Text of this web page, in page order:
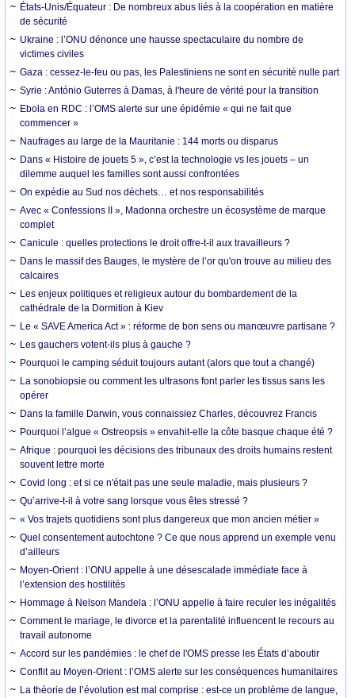
États-Unis/Équateur : De nombreux abus liés à la coopération en matière
de sécurité
Ukraine : l’ONU dénonce une hausse spectaculaire du nombre de
victimes civiles
Gaza : cessez-le-feu ou pas, les Palestiniens ne sont en sécurité nulle part
Syrie : António Guterres à Damas, à l'heure de vérité pour la transition
Ebola en RDC : l’OMS alerte sur une épidémie « qui ne fait que
commencer »
Naufrages au large de la Mauritanie : 144 morts ou disparus
Dans « Histoire de jouets 5 », c’est la technologie vs les jouets – un
dilemme auquel les familles sont aussi confrontées
On expédie au Sud nos déchets… et nos responsabilités
Avec « Confessions II », Madonna orchestre un écosystème de marque
complet
Canicule : quelles protections le droit offre-t-il aux travailleurs ?
Dans le massif des Bauges, le mystère de l’or qu'on trouve au milieu des
calcaires
Les enjeux politiques et religieux autour du bombardement de la
cathédrale de la Dormition à Kiev
Le « SAVE America Act » : réforme de bon sens ou manœuvre partisane ?
Les gauchers votent-ils plus à gauche ?
Pourquoi le camping séduit toujours autant (alors que tout a changé)
La sonobiopsie ou comment les ultrasons font parler les tissus sans les
opérer
Dans la famille Darwin, vous connaissiez Charles, découvrez Francis
Pourquoi l’algue « Ostreopsis » envahit-elle la côte basque chaque été ?
Afrique : pourquoi les décisions des tribunaux des droits humains restent
souvent lettre morte
Covid long : et si ce n'était pas une seule maladie, mais plusieurs ?
Qu’arrive-t-il à votre sang lorsque vous êtes stressé ?
« Vos trajets quotidiens sont plus dangereux que mon ancien métier »
Quel consentement autochtone ? Ce que nous apprend un exemple venu
d’ailleurs
Moyen-Orient : l’ONU appelle à une désescalade immédiate face à
l’extension des hostilités
Hommage à Nelson Mandela : l’ONU appelle à faire reculer les inégalités
Comment le mariage, le divorce et la parentalité influencent le recours au
travail autonome
Accord sur les pandémies : le chef de l'OMS presse les États d’aboutir
Conflit au Moyen-Orient : l’OMS alerte sur les conséquences humanitaires
La théorie de l’évolution est mal comprise : est-ce un problème de langue,